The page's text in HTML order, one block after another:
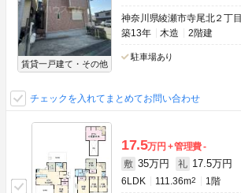
賃貸一戸建て・その他
神奈川県綾瀬市寺尾北２丁目
築13年
木造 2階建
駐車場あり
チェックを入れてまとめてお問い合わせ
17.5万円 管理費-
敷 35万円 礼 17.5万円
6LDK 111.36m2 1階